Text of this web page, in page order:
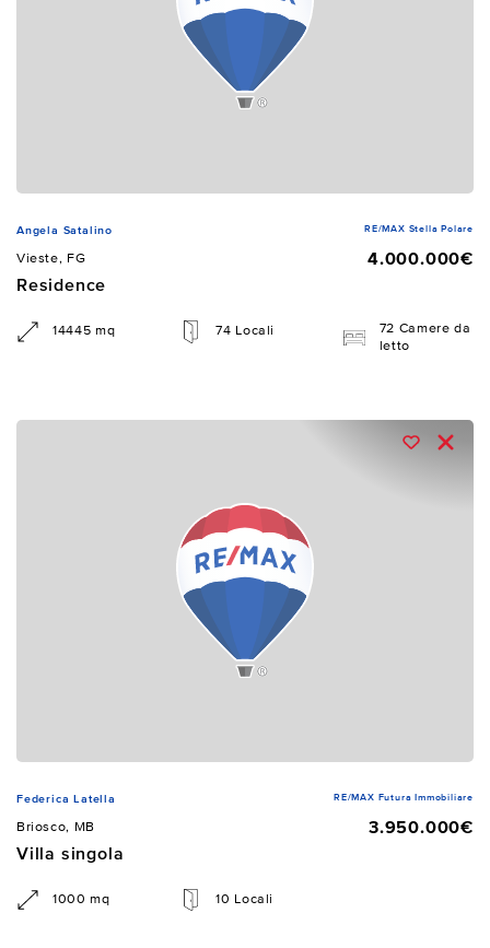
Angela Satalino RE/MAX Stella Polare
Vieste, FG
4.000.000€
Residence
14445 mq 74 Locali
72 Camere da
letto
Federica Latella RE/MAX Futura Immobiliare
Briosco, MB
3.950.000€
Villa singola
1000 mq 10 Locali